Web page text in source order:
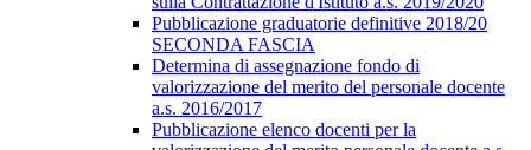
Pubblicazione graduatorie definitive 2018/20
SECONDA FASCIA
Determina di assegnazione fondo di
valorizzazione del merito del personale docente
a.s. 2016/2017
Pubblicazione elenco docenti per la